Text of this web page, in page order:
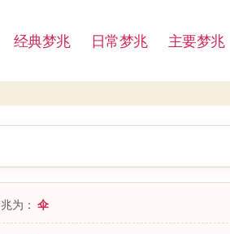
经典梦兆 日常梦兆 主要梦兆
为：伞